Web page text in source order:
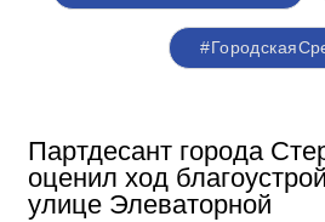
Партдесант города
оценил ход
улице Элеваторной